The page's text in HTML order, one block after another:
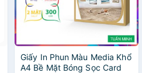
Giấy In Phun Màu Media Khổ
A4 Bề Mặt Bóng Sọc Card